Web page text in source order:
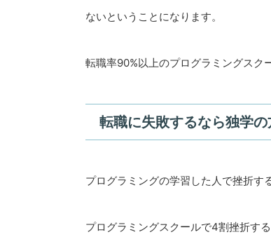
ないということになります。
転職率90%以上のプログラミングスク
転職に失敗するなら独学の
プログラミングの学習した人で挫折す
プログラミングスクールで4割挫折す